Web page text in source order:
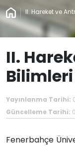
II. Hareket ve
II.
Yayınlanma Tarihi:
Güncelleme Tarihi:
Fenerbahçe